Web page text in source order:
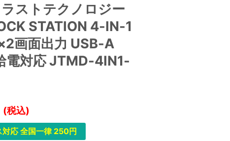
ストテクノロジー
STATION 4-IN-1
画面出力 USB-A
電対応 JTMD-4IN1-
(税込)
対応 全国一律 250円